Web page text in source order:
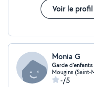
Voir le profil
Monia G
Garde
Mougins (Saint-
-/5